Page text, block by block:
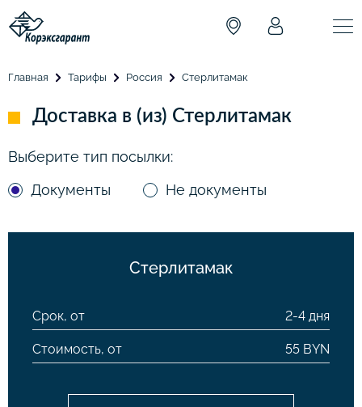
Главная Тарифы Россия Стерлитамак
Доставка в (из) Стерлитамак
Выберите тип посылки:
Документы
Не документы
Стерлитамак
Срок, от 2-4 дня
Стоимость, от 55 BYN